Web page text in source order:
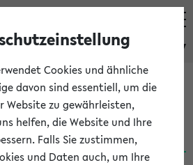
eKVV
eKVV
Cookies und ähnliche
davon sind essentiell, um die
zu gewährleisten,
helfen, die Website und Ihre
Falls Sie zustimmen,
und Daten auch, um Ihre